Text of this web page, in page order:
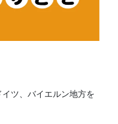
ツ、バイエルン地方を